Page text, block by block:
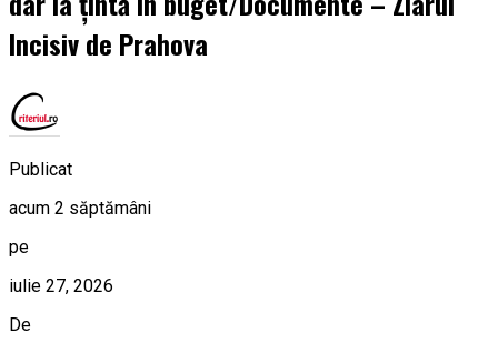
Incisiv de Prahova
Publicat
acum 2 săptămâni
pe
iulie 27, 2026
De